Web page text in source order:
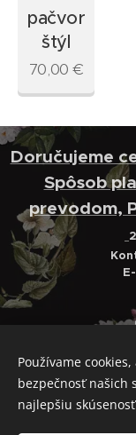
pačvork
štýl
70,00 €
Doručujeme
Spôsob
prevodom,
Používame
bezpečnosť našich
najlepšiu